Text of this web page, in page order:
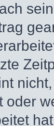
oder